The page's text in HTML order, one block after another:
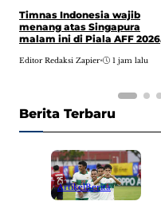
Timnas Indonesia wajib
menang atas Singapura
malam ini di Piala AFF 2026
demi jaga asa ke semifinal
Editor Redaksi Zapier• 1 jam lalu
Berita Terbaru
ArtikelBerita